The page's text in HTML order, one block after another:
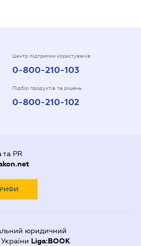
Центр підтримки користувачів
0-800-210-103
Підбір продуктів та рішень
0-800-210-102
та PR
юридичний
Liga:BOOK